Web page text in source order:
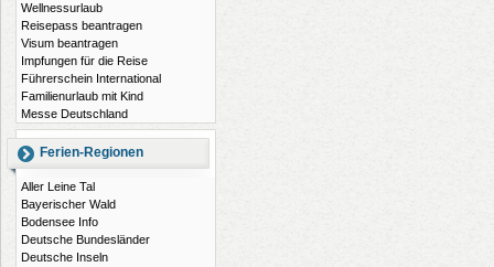
Wellnessurlaub
Reisepass beantragen
Visum beantragen
Impfungen für die Reise
Führerschein International
Familienurlaub mit Kind
Messe Deutschland
Ferien-Regionen
Aller Leine Tal
Bayerischer Wald
Bodensee Info
Deutsche Bundesländer
Deutsche Inseln